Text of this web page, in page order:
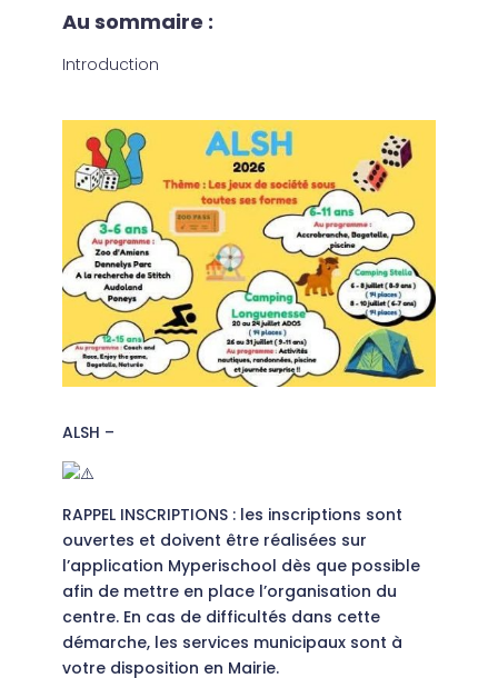
Au sommaire :
Introduction
ALSH –
RAPPEL INSCRIPTIONS : les inscriptions sont
ouvertes et doivent être réalisées sur
l’application Myperischool dès que possible
afin de mettre en place l’organisation du
centre. En cas de difficultés dans cette
démarche, les services municipaux sont à
votre disposition en Mairie.